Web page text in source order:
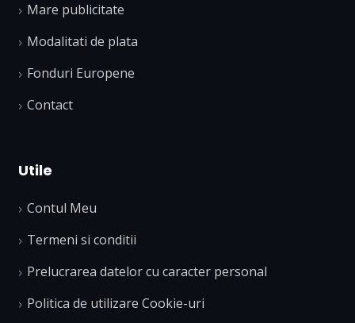
Mare publicitate
Modalitati de plata
Fonduri Europene
Contact
Utile
Contul Meu
Termeni si conditii
Prelucrarea datelor cu caracter personal
Politica de utilizare Cookie-uri